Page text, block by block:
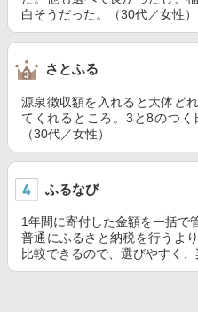
白そうだった。（30代／女性）
さとふる
源泉徴収額を入れると大体ど
てくれるところ。3と8のつく
（30代／女性）
ふるなび
1年間に寄付した金額を一括で
普通にふるさと納税を行うよ
比較できるので、選びやすく、